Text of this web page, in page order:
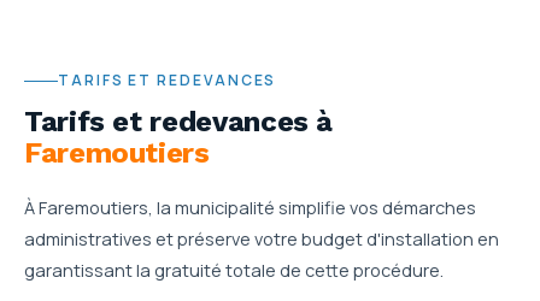
TARIFS ET REDEVANCES
Tarifs et redevances à
Faremoutiers
À Faremoutiers, la municipalité simplifie vos démarches
administratives et préserve votre budget d'installation en
garantissant la gratuité totale de cette procédure.